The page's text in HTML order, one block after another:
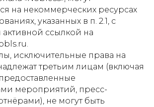
на некоммерческих ресурсах
указанных в п. 2.1, с
активной ссылкой на
исключительные права на
третьим лицам (включая
мероприятий, пресс-
не могут быть